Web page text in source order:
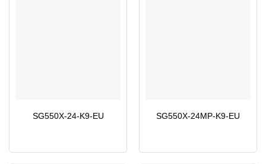
SG550X-24-K9-EU SG550X-24MP-K9-EU